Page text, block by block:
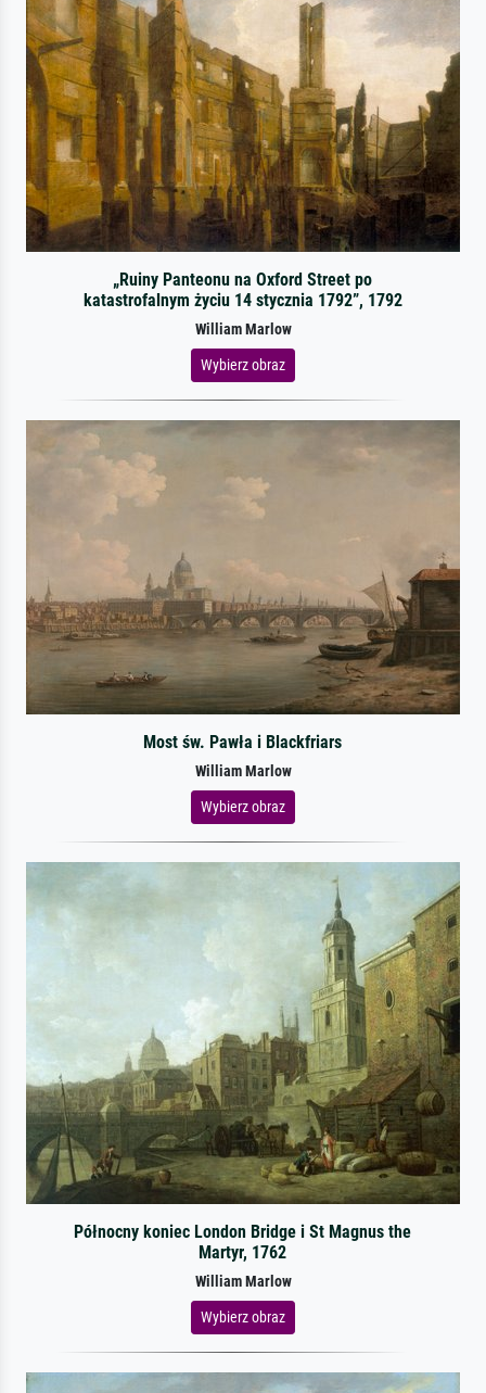
„Ruiny Panteonu na Oxford Street po
katastrofalnym życiu 14 stycznia 1792”, 1792
William Marlow
Wybierz obraz
Most św. Pawła i Blackfriars
William Marlow
Wybierz obraz
Północny koniec London Bridge i St Magnus the
Martyr, 1762
William Marlow
Wybierz obraz